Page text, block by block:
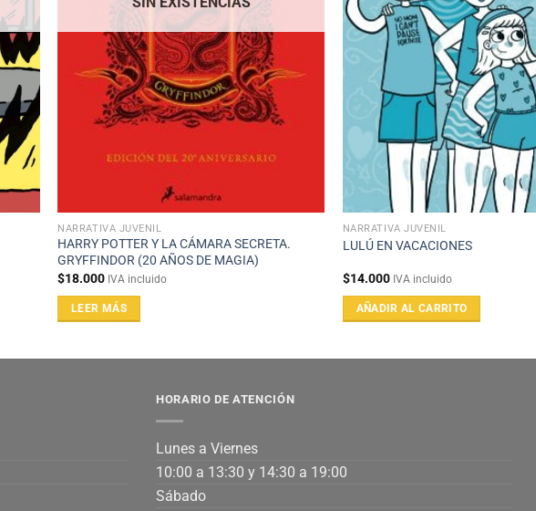
NARRATIVA JUVENIL
HARRY POTTER Y LA CÁMARA SECRETA.
GRYFFINDOR (20 AÑOS DE MAGIA)
$18.000 IVA incluido
LEER MÁS
NARRATIVA JUVENIL
LULÚ EN VACACIONES
$14.000 IVA incluido
AÑADIR AL CARRITO
HORARIO DE ATENCIÓN
Lunes a Viernes
10:00 a 13:30 y 14:30 a 19:00
Sábado